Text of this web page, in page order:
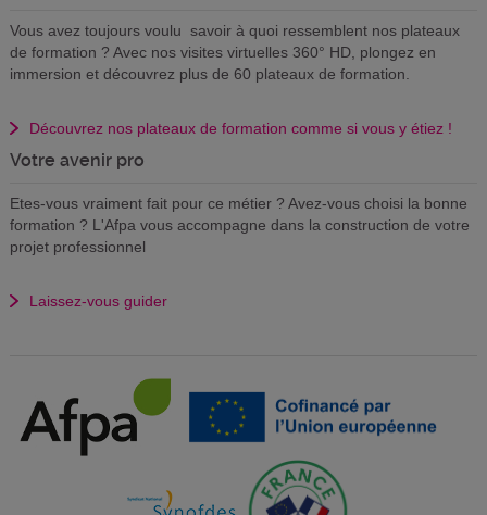
Vous avez toujours voulu savoir à quoi ressemblent nos plateaux
de formation ? Avec nos visites virtuelles 360° HD, plongez en
immersion et découvrez plus de 60 plateaux de formation.
Découvrez nos plateaux de formation comme si vous y étiez !
Votre avenir pro
Etes-vous vraiment fait pour ce métier ? Avez-vous choisi la bonne
formation ? L'Afpa vous accompagne dans la construction de votre
projet professionnel
Laissez-vous guider